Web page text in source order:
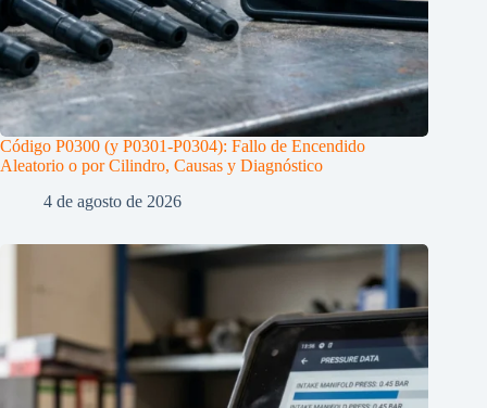
Código P0300 (y P0301-P0304): Fallo de Encendido
Aleatorio o por Cilindro, Causas y Diagnóstico
4 de agosto de 2026